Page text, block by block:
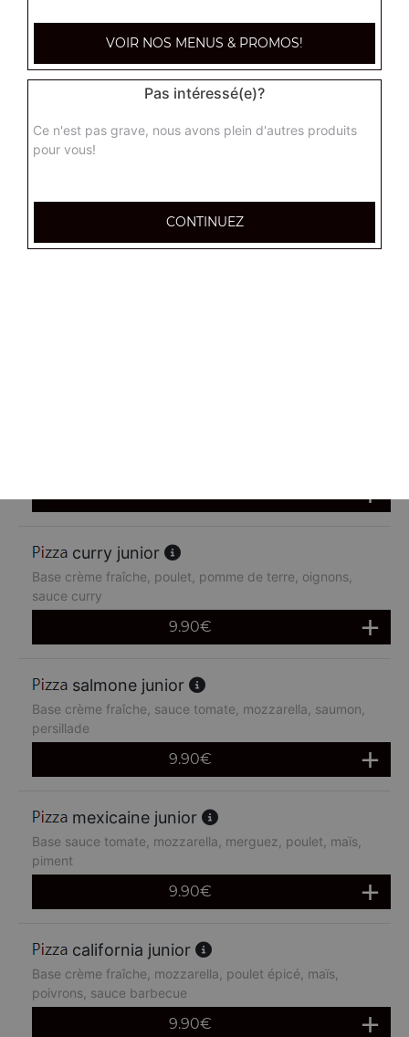
paysanne junior
Base crème fraîche, lardons, pommes de terre, oignons,
oeuf
Base crème fraîche, chorizo, raclette, pomme de terre,
9.90€
curry junior
Base crème fraîche, poulet, pomme de terre, oignons,
sauce curry
9.90€
salmone junior
Base crème fraîche, sauce tomate, mozzarella, saumon,
persillade
9.90€
mexicaine junior
Base sauce tomate, mozzarella, merguez, poulet, maïs,
piment
9.90€
california junior
Base crème fraîche, mozzarella, poulet épicé, maïs,
poivrons, sauce barbecue
9.90€
VOIR NOS MENUS & PROMOS!
Pas intéressé(e)?
Ce n'est pas grave, nous avons plein d'autres produits
pour vous!
CONTINUEZ